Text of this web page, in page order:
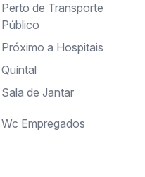
Perto de Transporte
Público
Próximo a Hospitais
Quintal
Sala de Jantar
Wc Empregados